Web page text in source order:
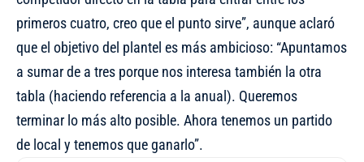
primeros cuatro, creo que el punto sirve”, aunque aclaró
que el objetivo del plantel es más ambicioso: “Apuntamos
a sumar de a tres porque nos interesa también la otra
tabla (haciendo referencia a la anual). Queremos
terminar lo más alto posible. Ahora tenemos un partido
de local y tenemos que ganarlo”.